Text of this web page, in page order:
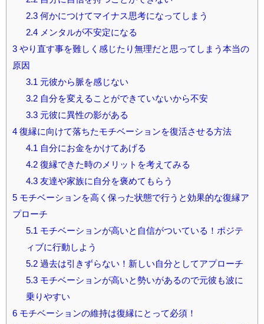
2.3何かにつけてマイナス思考になってしまう
2.4メンタルが不安定になる
3 やり直す事を難しく感じたり無理だと思ってしまう本当の
原因
3.1 元彼から脈を感じない
3.2自分を変えることができていないから不安
3.3元彼に異性の影がある
4 復縁に向けて落ちたモチベーションを復活させる方法
4.1 自分にお金をかけてあげる
4.2復縁できた時のメリットを考えてみる
4.3友達や家族に自分を褒めてもらう
5 モチベーションを高く保った状態で行うと効果的な復縁ア
プローチ
5.1 モチベーションが高いと自信がついている！ポジテ
ィブに行動しよう
5.2過去は引きずらない！新しい自分としてアプローチ
5.3モチベーションが高いと勢いがあるので元彼も波に
乗りやすい
6 モチベーションの維持は復縁にとって必須！